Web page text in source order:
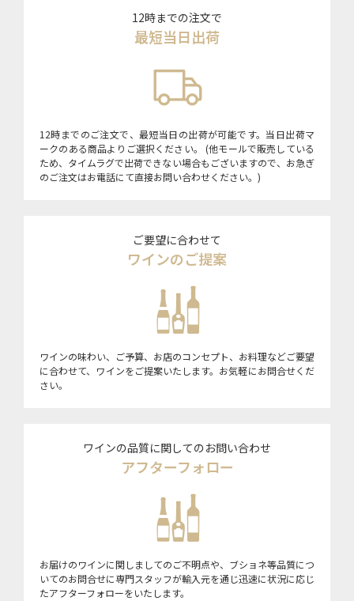
12時までの注文で
最短当日出荷
12時までのご注文で、最短当日の出荷が可能です。当日出荷マ
ークのある商品よりご選択ください。 (他モールで販売している
ため、タイムラグで出荷できない場合もございますので、お急ぎ
のご注文はお電話にて直接お問い合わせください。)
ご要望に合わせて
ワインのご提案
ワインの味わい、ご予算、お店のコンセプト、お料理などご要望
に合わせて、ワインをご提案いたします。お気軽にお問合せくだ
さい。
ワインの品質に関してのお問い合わせ
アフターフォロー
お届けのワインに関しましてのご不明点や、ブショネ等品質につ
いてのお問合せに専門スタッフが輸入元を通じ迅速に状況に応じ
たアフターフォローをいたします。